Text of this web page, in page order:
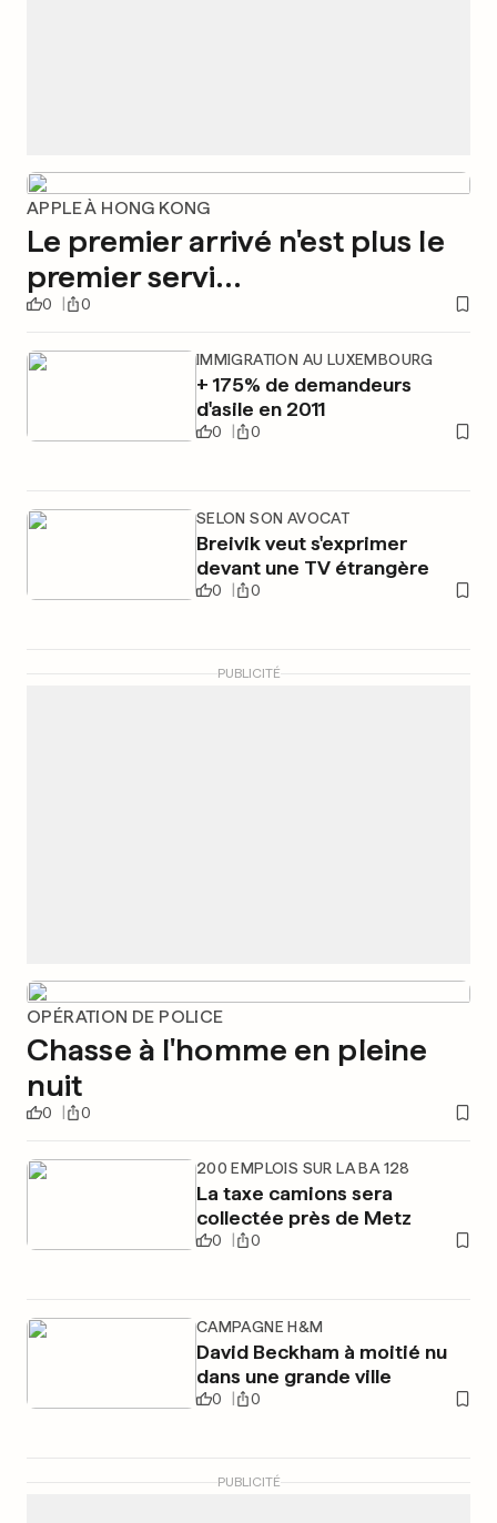
APPLE À HONG KONG
Le premier arrivé n'est plus le
premier servi…
0 0
IMMIGRATION AU LUXEMBOURG
+ 175% de demandeurs
d'asile en 2011
0 0
SELON SON AVOCAT
Breivik veut s'exprimer
devant une TV étrangère
0 0
PUBLICITÉ
OPÉRATION DE POLICE
Chasse à l'homme en pleine
nuit
0 0
200 EMPLOIS SUR LA BA 128
La taxe camions sera
collectée près de Metz
0 0
CAMPAGNE H&M
David Beckham à moitié nu
dans une grande ville
0 0
PUBLICITÉ